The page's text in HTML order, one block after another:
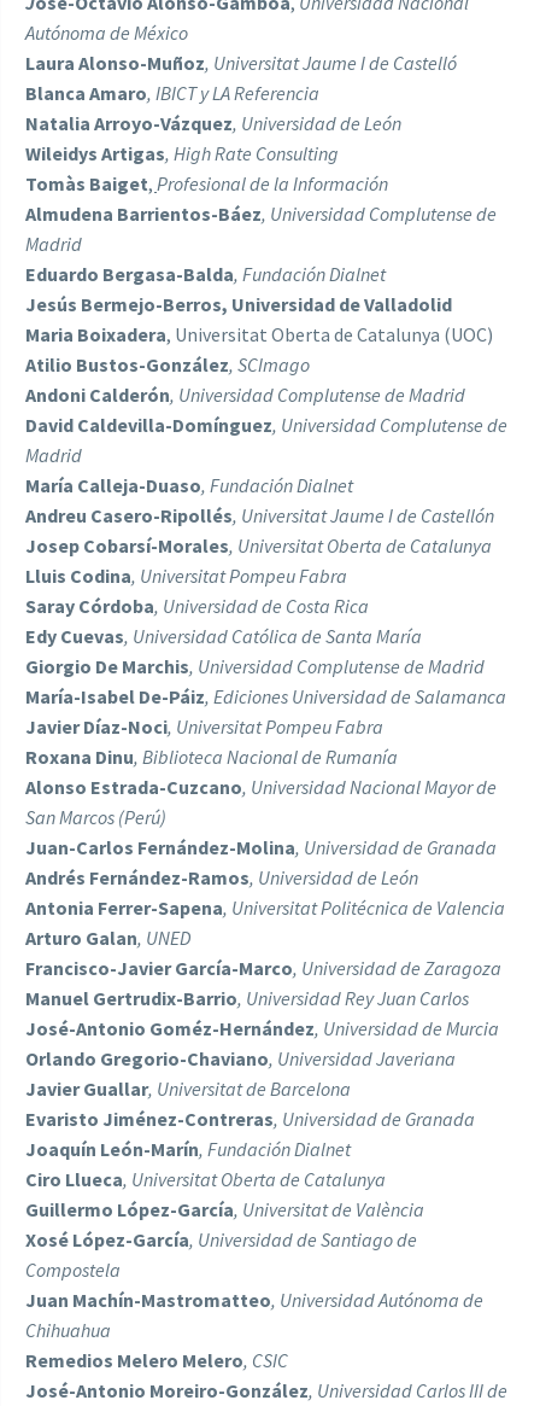
Autónoma de México
Laura Alonso-Muñoz, Universitat Jaume I de Castelló
Blanca Amaro, IBICT y LA Referencia
Natalia Arroyo-Vázquez, Universidad de León
Wileidys Artigas, High Rate Consulting
Tomàs Baiget, Profesional de la Información
Almudena Barrientos-Báez, Universidad Complutense de
Madrid
Eduardo Bergasa-Balda, Fundación Dialnet
Jesús Bermejo-Berros, Universidad de Valladolid
Maria Boixadera, Universitat Oberta de Catalunya (UOC)
Atilio Bustos-González, SCImago
Andoni Calderón, Universidad Complutense de Madrid
David Caldevilla-Domínguez, Universidad Complutense de
Madrid
María Calleja-Duaso, Fundación Dialnet
Andreu Casero-Ripollés, Universitat Jaume I de Castellón
Josep Cobarsí-Morales, Universitat Oberta de Catalunya
Lluis Codina, Universitat Pompeu Fabra
Saray Córdoba, Universidad de Costa Rica
Edy Cuevas, Universidad Católica de Santa María
Giorgio De Marchis, Universidad Complutense de Madrid
María-Isabel De-Páiz, Ediciones Universidad de Salamanca
Javier Díaz-Noci, Universitat Pompeu Fabra
Roxana Dinu, Biblioteca Nacional de Rumanía
Alonso Estrada-Cuzcano, Universidad Nacional Mayor de
San Marcos (Perú)
Juan-Carlos Fernández-Molina, Universidad de Granada
Andrés Fernández-Ramos, Universidad de León
Antonia Ferrer-Sapena, Universitat Politécnica de Valencia
Arturo Galan, UNED
Francisco-Javier García-Marco, Universidad de Zaragoza
Manuel Gertrudix-Barrio, Universidad Rey Juan Carlos
José-Antonio Goméz-Hernández, Universidad de Murcia
Orlando Gregorio-Chaviano, Universidad Javeriana
Javier Guallar, Universitat de Barcelona
Evaristo Jiménez-Contreras, Universidad de Granada
Joaquín León-Marín, Fundación Dialnet
Ciro Llueca, Universitat Oberta de Catalunya
Guillermo López-García, Universitat de València
Xosé López-García, Universidad de Santiago de
Compostela
Juan Machín-Mastromatteo, Universidad Autónoma de
Chihuahua
Remedios Melero Melero, CSIC
José-Antonio Moreiro-González, Universidad Carlos III de